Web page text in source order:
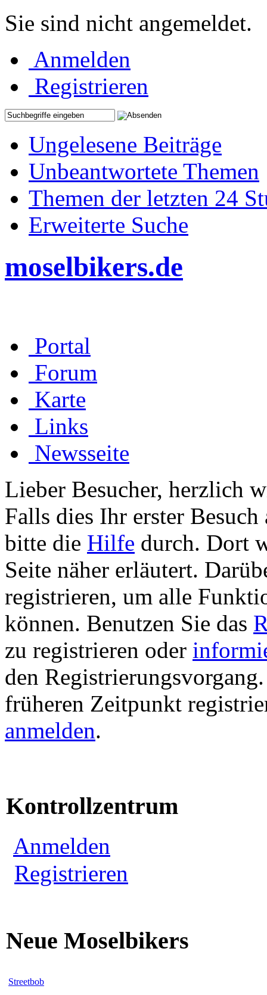
Sie sind nicht angemeldet.
Anmelden
Registrieren
Ungelesene Beiträge
Unbeantwortete Themen
Themen der letzten 24
Erweiterte Suche
moselbikers.de
Portal
Forum
Karte
Links
Newsseite
Lieber Besucher, herzlich
Falls dies Ihr erster
bitte die Hilfe durch. Dort
Seite näher erläutert.
registrieren, um alle
können. Benutzen Sie das
zu registrieren oder
den
früheren Zeitpunkt
anmelden.
Kontrollzentrum
Anmelden
Registrieren
Neue Moselbikers
Streetbob